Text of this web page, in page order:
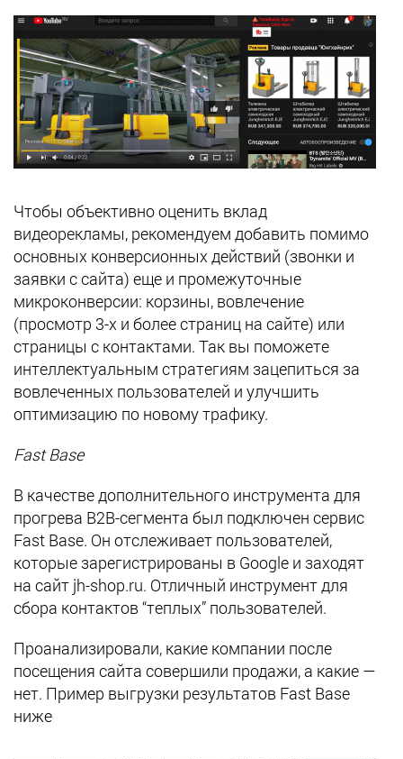
Чтобы объективно оценить вклад
видеорекламы, рекомендуем добавить помимо
основных конверсионных действий (звонки и
заявки с сайта) еще и промежуточные
микроконверсии: корзины, вовлечение
(просмотр 3-х и более страниц на сайте) или
страницы с контактами. Так вы поможете
интеллектуальным стратегиям зацепиться за
вовлеченных пользователей и улучшить
оптимизацию по новому трафику.
Fast Base
В качестве дополнительного инструмента для
прогрева B2B-сегмента был подключен сервис
Fast Base. Он отслеживает пользователей,
которые зарегистрированы в Google и заходят
на сайт jh-shop.ru. Отличный инструмент для
сбора контактов “теплых” пользователей.
Проанализировали, какие компании после
посещения сайта совершили продажи, а какие —
нет. Пример выгрузки результатов Fast Base
ниже